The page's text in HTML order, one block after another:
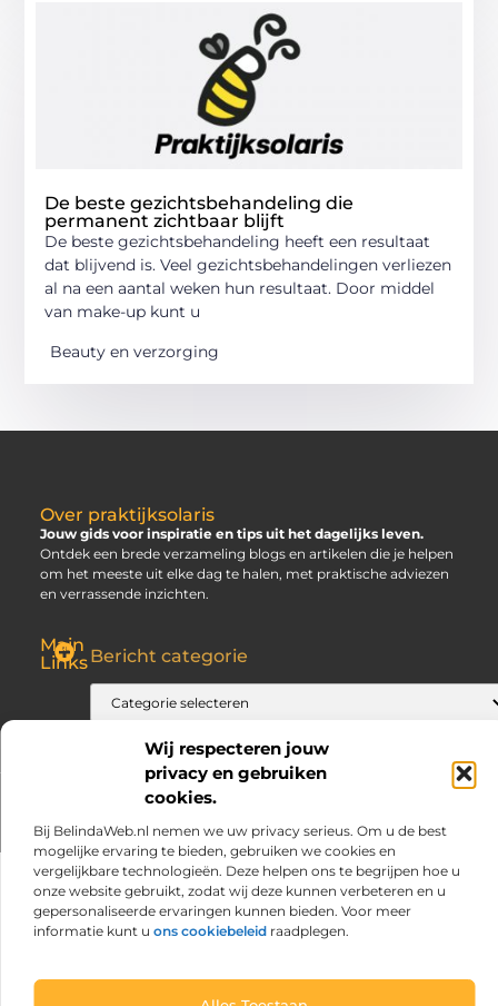
Wij respecteren jouw
privacy en gebruiken
cookies.
Bij BelindaWeb.nl nemen we uw privacy serieus. Om u de best
mogelijke ervaring te bieden, gebruiken we cookies en
vergelijkbare technologieën. Deze helpen ons te begrijpen hoe u
onze website gebruikt, zodat wij deze kunnen verbeteren en u
gepersonaliseerde ervaringen kunnen bieden. Voor meer
informatie kunt u ons cookiebeleid raadplegen.
De beste gezichtsbehandeling die
permanent zichtbaar blijft
De beste gezichtsbehandeling heeft een resultaat
dat blijvend is. Veel gezichtsbehandelingen verliezen
al na een aantal weken hun resultaat. Door middel
van make-up kunt u
Beauty en verzorging
Over praktijksolaris
Jouw gids voor inspiratie en tips uit het dagelijks leven.
Ontdek een brede verzameling blogs en artikelen die je helpen
om het meeste uit elke dag te halen, met praktische adviezen
en verrassende inzichten.
Main
LinksBericht categorie